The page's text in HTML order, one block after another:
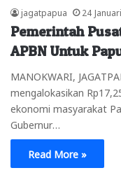
jagatpapua 24
Pemerintah
APBN Untuk
MANOKWARI,
mengalokasikan
ekonomi masyarakat
Gubernur…
Read More »